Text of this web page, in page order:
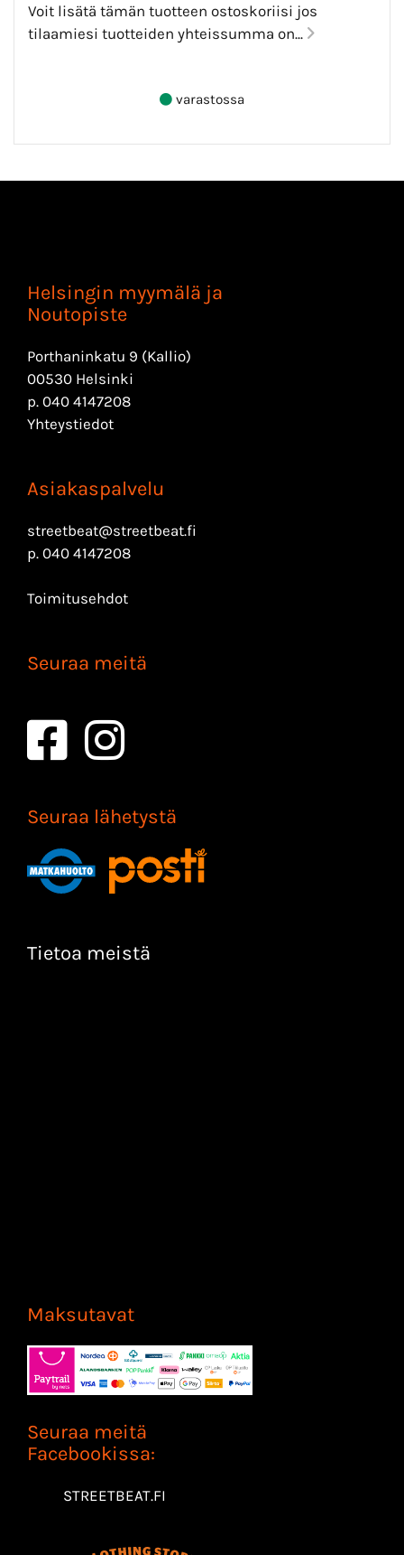
Voit lisätä tämän tuotteen ostoskoriisi jos
tilaamiesi tuotteiden yhteissumma on...
varastossa
Helsingin myymälä ja
Noutopiste
Porthaninkatu 9 (Kallio)
00530 Helsinki
p. 040 4147208
Yhteystiedot
Asiakaspalvelu
streetbeat@streetbeat.fi
p. 040 4147208
Toimitusehdot
Seuraa meitä
Seuraa lähetystä
Tietoa meistä
Maksutavat
Seuraa meitä
Facebookissa:
STREETBEAT.FI